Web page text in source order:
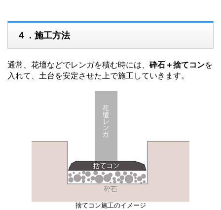
４．施工方法
通常、花壇などでレンガを積む時には、 砕石＋捨てコンを
入れて、土台を安定させた上で施工していきます。
捨てコン施工のイメージ